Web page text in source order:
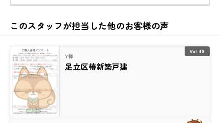
このスタッフが担当した他のお客様の声
Vol.48
Y様
足立区椿新築戸建